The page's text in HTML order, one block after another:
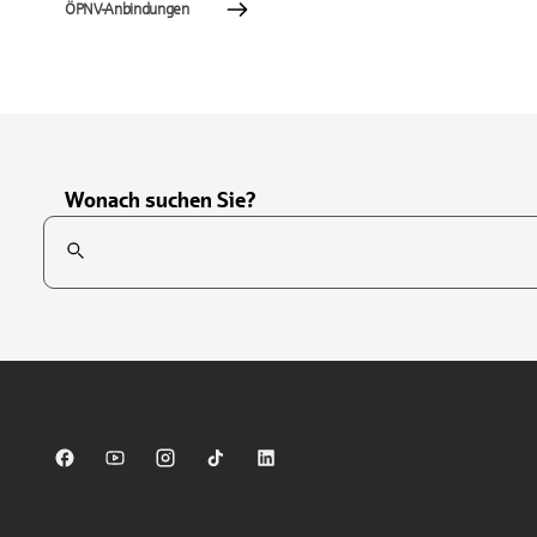
ÖPNV-Anbindungen
Wonach suchen Sie?
Suchfeld
Sparkasse auf Facebook
Sparkasse auf Youtube
Sparkasse auf Instagram
Sparkasse auf TikTok
Sparkasse auf LinkedIn